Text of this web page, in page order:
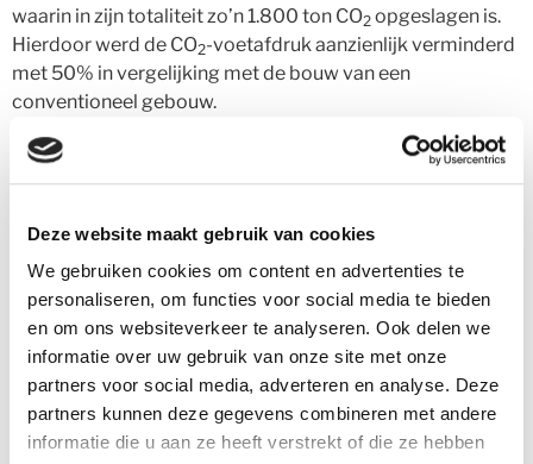
Deze website maakt gebruik van cookies
We gebruiken cookies om content en advertenties te
personaliseren, om functies voor social media te bieden
en om ons websiteverkeer te analyseren. Ook delen we
informatie over uw gebruik van onze site met onze
partners voor social media, adverteren en analyse. Deze
partners kunnen deze gegevens combineren met andere
informatie die u aan ze heeft verstrekt of die ze hebben
waarin in zijn totaliteit zo’n 1.800 ton CO2 opgeslagen is.
Hierdoor werd de CO2-voetafdruk aanzienlijk verminderd
met 50% in vergelijking met de bouw van een
conventioneel gebouw.
HAUT is daarnaast met een score van 90,8%, BREAAM
toegekend en het eerste woonproject in Nederland dat dit
heeft bereikt.
Duurzaam wonen in de stad
Het houten woongebouw telt 52 luxe appartementen met
uitzicht over onze hoofdstad. HAUT, ontwikkeld door
Lingotto en ontworpen door Team V Architecture, is een